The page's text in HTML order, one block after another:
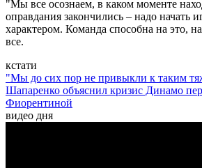
"Мы все осознаем, в каком моменте
оправдания закончились – надо начать
характером. Команда способна на это,
все.
кстати
"Мы до сих пор не привыкли к таким
Шапаренко объяснил кризис Динамо
Фиорентиной
видео дня